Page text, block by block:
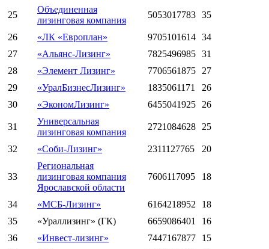
25
Объединенная
лизинговая компания
5053017783 35
26 «ЛК «Европлан» 9705101614 34
27
«Альянс-Лизинг» 7825496985 31
28
«Элемент Лизинг» 7706561875 27
29
«УралБизнесЛизинг» 1835061171
26
30
«ЭкономЛизинг» 6455041925 26
31
Универсальная
лизинговая компания
2721084628 25
32 «Соби-Лизинг» 2311127765 20
33
Региональная
лизинговая компания
Ярославской области
7606117095 18
34 «МСБ-Лизинг» 6164218952
18
35
«Ураллизинг» (ГК) 6659086401
16
36
«Инвест-лизинг» 7447167877
15